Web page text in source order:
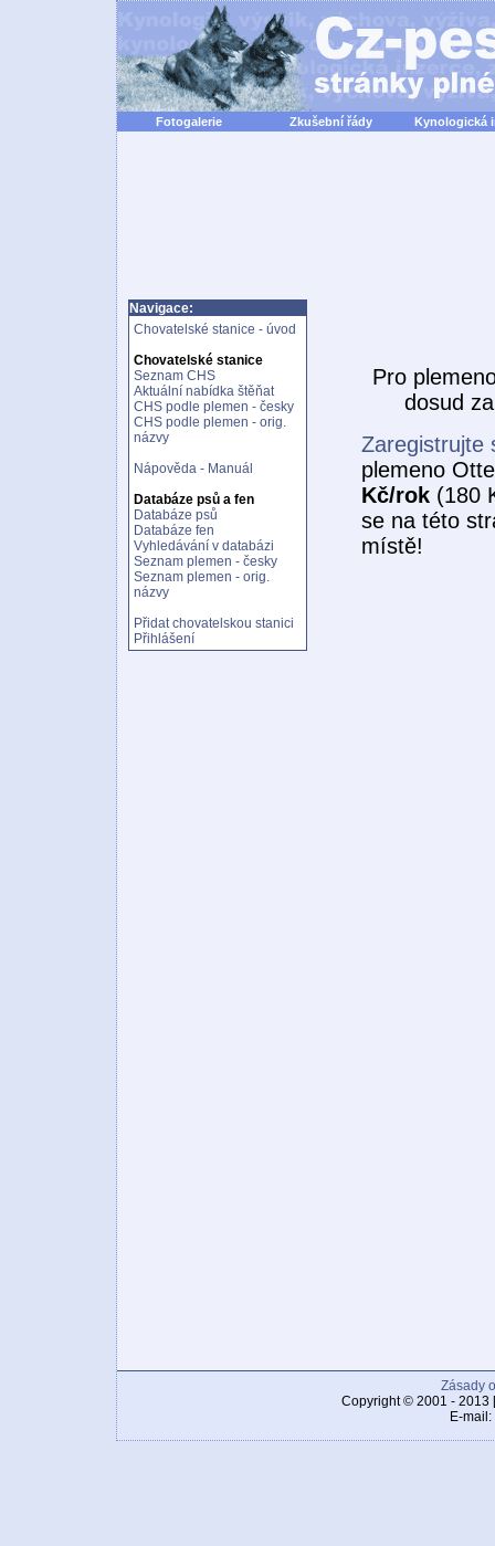
Fotogalerie Zkušební řády Kynologická
Navigace:
Chovatelské stanice - úvod
Chovatelské stanice
Seznam CHS
Aktuální nabídka štěňat
CHS podle plemen - česky
CHS podle plemen - orig.
názvy
Nápověda - Manuál
Databáze psů a fen
Databáze psů
Databáze fen
Vyhledávání v databázi
Seznam plemen - česky
Seznam plemen - orig.
názvy
Přidat chovatelskou stanici
Přihlášení
Pro
dosud
Zaregistrujte
plemeno
Kč/rok (180
se na této
místě!
Zásady
Copyright © 2001 - 2013
E-mail: